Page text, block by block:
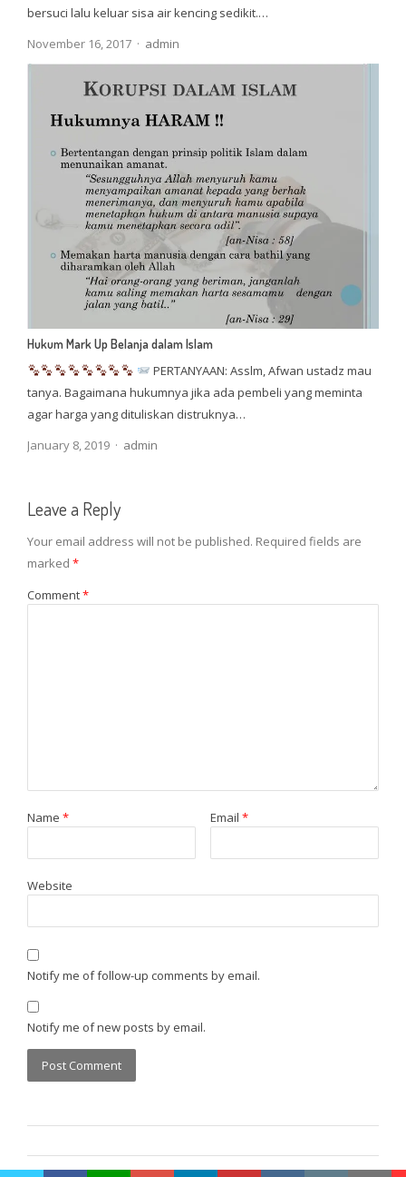
bersuci lalu keluar sisa air kencing sedikit.…
November 16, 2017
Author
admin
Hukum Mark Up Belanja dalam Islam
PERTANYAAN: Asslm, Afwan ustadz mau
tanya. Bagaimana hukumnya jika ada pembeli yang meminta
agar harga yang dituliskan distruknya…
January 8, 2019
Author
admin
Leave a Reply
Your email address will not be published. Required fields are
marked *
Comment*
Name * Email *
Website
Notify me of follow-up comments by email.
Notify me of new posts by email.